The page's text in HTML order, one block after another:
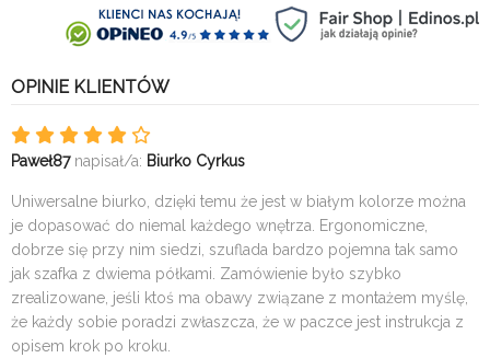
OPINIE KLIENTÓW
Paweł87napisał/a: Biurko Cyrkus
Uniwersalne biurko, dzięki temu że jest w białym kolorze można
je dopasować do niemal każdego wnętrza. Ergonomiczne,
dobrze się przy nim siedzi, szuflada bardzo pojemna tak samo
jak szafka z dwiema półkami. Zamówienie było szybko
zrealizowane, jeśli ktoś ma obawy związane z montażem myślę,
że każdy sobie poradzi zwłaszcza, że w paczce jest instrukcja z
opisem krok po kroku.